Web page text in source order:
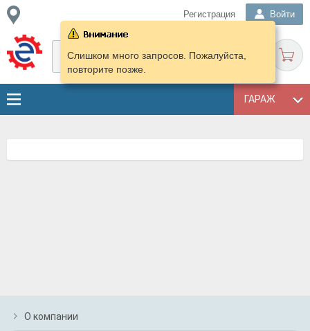
Регистрация Войти
ГАРАЖ
Слишком много запросов. Пожалуйста,
повторите позже.
О компании